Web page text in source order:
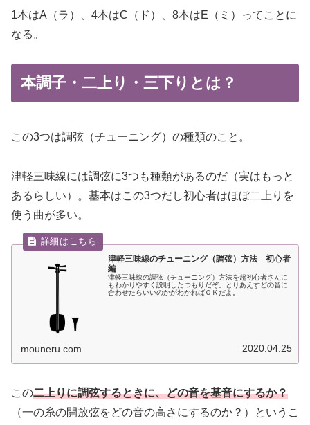
1本はA（ラ）、4本はC（ド）、8本はE（ミ）ってことに
なる。
本調子・二上り・三下りとは？
この3つは調弦（チューニング）の種類のこと。
津軽三味線には調弦に3つも種類があるのだ（実はもっと
あるらしい）。基本はこの3つだし初心者はほぼ二上りを
使う曲が多い。
津軽三味線のチューニング（調弦）方法 初心者
編
津軽三味線の調弦（チューニング）方法を超初心者さんに
もわかりやすく説明したつもりだぞ。とりあえずどの音に
合わせたらいいのかがわかればＯＫだよ。
mouneru.com 2020.04.25
この二上りに調弦するときに、どの音を基音にするか？
（一の糸の開放弦をどの音の高さにするのか？）というこ